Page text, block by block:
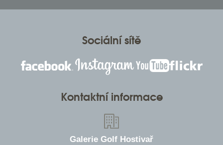
Sociální sítě
Kontaktní informace
Galerie Golf Hostivař